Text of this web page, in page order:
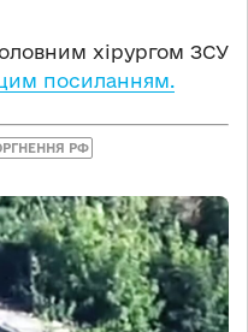
хірургом ЗСУ
посиланням.
РФ